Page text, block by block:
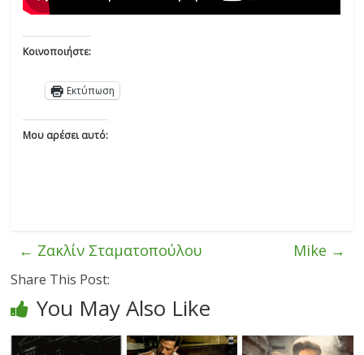
Κοινοποιήστε:
Εκτύπωση
Μου αρέσει αυτό:
← Ζακλίν Σταματοπούλου Mike →
Share This Post:
You May Also Like